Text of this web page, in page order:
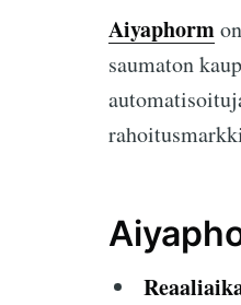
Aiyaphorm
saumaton